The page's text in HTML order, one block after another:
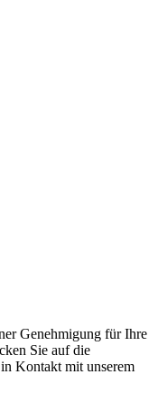
Genehmigung für Ihre
Sie auf die
Kontakt mit unserem